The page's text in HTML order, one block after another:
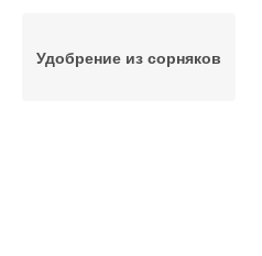
Удобрение из сорняков